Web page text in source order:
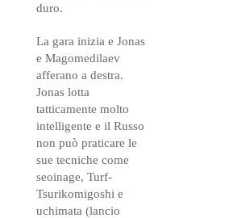
duro.
La gara inizia e Jonas
e Magomedilaev
afferano a destra.
Jonas lotta
tatticamente molto
intelligente e il Russo
non può praticare le
sue tecniche come
seoinage, Turf-
Tsurikomigoshi e
uchimata (lancio